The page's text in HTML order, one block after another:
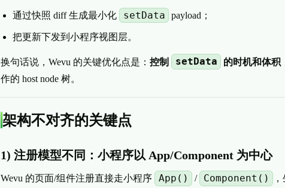
通过快照 diff 生成最小化 setData payload；
把更新下发到小程序视图层。
换句话说，Wevu 的关键优化点是： 控制 setData 的时机和体积
作的 host node 树。
架构不对齐的关键点
1) 注册模型不同：小程序以 App/Component 为中心
Wevu 的页面/组件注册直接走小程序 App() / Component()